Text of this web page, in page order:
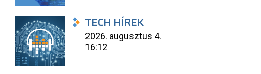
TECH HÍREK
2026. augusztus 4.
16:12